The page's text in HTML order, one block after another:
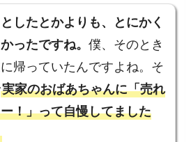
したとかよりも、とにかく
ったですね。僕、そのとき
帰っていたんですよね。そ
実家のおばあちゃんに「売れ
！」って自慢してました